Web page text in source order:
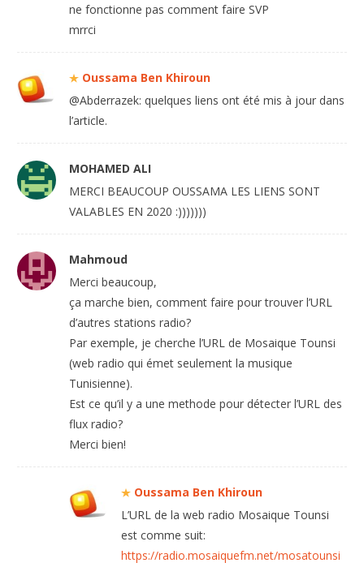
ne fonctionne pas comment faire SVP
mrrci
Oussama Ben Khiroun
@Abderrazek: quelques liens ont été mis à jour dans
l’article.
MOHAMED ALI
MERCI BEAUCOUP OUSSAMA LES LIENS SONT
VALABLES EN 2020 :)))))))
Mahmoud
Merci beaucoup,
ça marche bien, comment faire pour trouver l’URL
d’autres stations radio?
Par exemple, je cherche l’URL de Mosaique Tounsi
(web radio qui émet seulement la musique
Tunisienne).
Est ce qu’il y a une methode pour détecter l’URL des
flux radio?
Merci bien!
Oussama Ben Khiroun
L’URL de la web radio Mosaique Tounsi
est comme suit:
https://radio.mosaiquefm.net/mosatounsi